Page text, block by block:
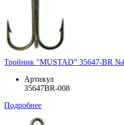
Тройник "MUSTAD" 35647-BR
Артикул
35647BR-008
Подробнее